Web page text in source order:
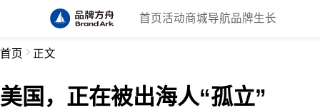
首页 活动商城导航品牌生长
首页 正文
美国，正在被出海人“孤立”